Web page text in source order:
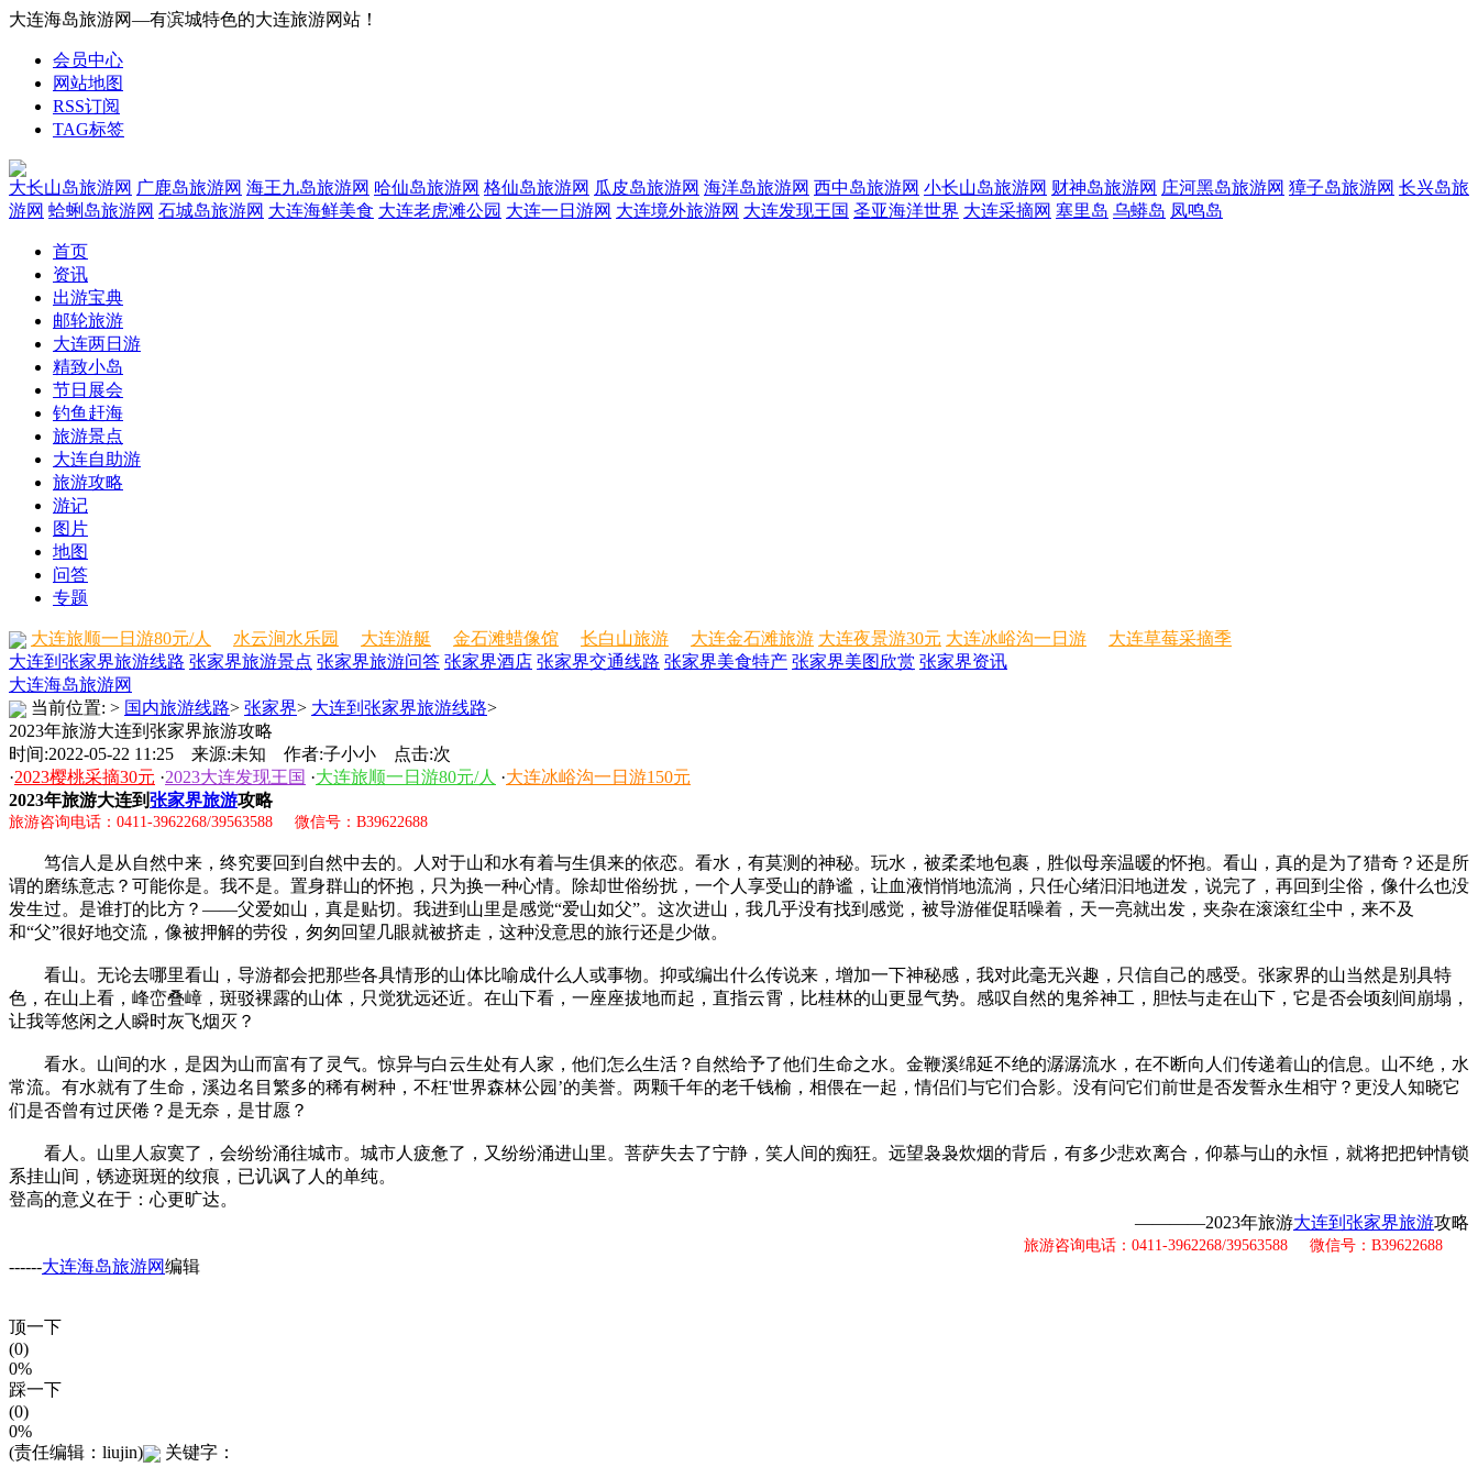
大连海岛旅游网—有滨城特色的大连旅游网站！
会员中心
网站地图
RSS订阅
TAG标签
大长山岛旅游网 广鹿岛旅游网 海王九岛旅游网 哈仙岛旅游网 格仙岛旅游网 瓜皮岛旅游网 海洋岛旅游网 西中岛旅游网 小长山岛旅游网 财神岛旅游网 庄河黑岛旅游网 獐子岛旅游网 长兴岛旅
游网 蛤蜊岛旅游网 石城岛旅游网 大连海鲜美食 大连老虎滩公园 大连一日游网 大连境外旅游网 大连发现王国 圣亚海洋世界 大连采摘网 塞里岛 乌蟒岛 凤鸣岛
首页
资讯
出游宝典
邮轮旅游
大连两日游
精致小岛
节日展会
钓鱼赶海
旅游景点
大连自助游
旅游攻略
游记
图片
地图
问答
专题
大连旅顺一日游80元/人 水云涧水乐园 大连游艇 金石滩蜡像馆 长白山旅游 大连金石滩旅游 大连夜景游30元 大连冰峪沟一日游
大连草莓采摘季
大连到张家界旅游线路 张家界旅游景点 张家界旅游问答 张家界酒店 张家界交通线路 张家界美食特产 张家界美图欣赏 张家界资讯
大连海岛旅游网
当前位置: > 国内旅游线路> 张家界> 大连到张家界旅游线路>
2023年旅游大连到张家界旅游攻略
时间:2022-05-22 11:25 来源:未知 作者:子小小 点击:次
·2023樱桃采摘30元 ·2023大连发现王国 ·大连旅顺一日游80元/人 ·大连冰峪沟一日游150元
2023年旅游大连到张家界旅游攻略
旅游咨询电话：0411-3962268/39563588 微信号：B39622688
笃信人是从自然中来，终究要回到自然中去的。人对于山和水有着与生俱来的依恋。看水，有莫测的神秘。玩水，被柔柔地包裹，胜似母亲温暖的怀抱。看山，真的是为了猎奇？还是所
谓的磨练意志？可能你是。我不是。置身群山的怀抱，只为换一种心情。除却世俗纷扰，一个人享受山的静谧，让血液悄悄地流淌，只任心绪汩汩地迸发，说完了，再回到尘俗，像什么也没
发生过。是谁打的比方？——父爱如山，真是贴切。我进到山里是感觉“爱山如父”。这次进山，我几乎没有找到感觉，被导游催促聒噪着，天一亮就出发，夹杂在滚滚红尘中，来不及
和“父”很好地交流，像被押解的劳役，匆匆回望几眼就被挤走，这种没意思的旅行还是少做。
看山。无论去哪里看山，导游都会把那些各具情形的山体比喻成什么人或事物。抑或编出什么传说来，增加一下神秘感，我对此毫无兴趣，只信自己的感受。张家界的山当然是别具特
色，在山上看，峰峦叠嶂，斑驳裸露的山体，只觉犹远还近。在山下看，一座座拔地而起，直指云霄，比桂林的山更显气势。感叹自然的鬼斧神工，胆怯与走在山下，它是否会顷刻间崩塌，
让我等悠闲之人瞬时灰飞烟灭？
看水。山间的水，是因为山而富有了灵气。惊异与白云生处有人家，他们怎么生活？自然给予了他们生命之水。金鞭溪绵延不绝的潺潺流水，在不断向人们传递着山的信息。山不绝，水
常流。有水就有了生命，溪边名目繁多的稀有树种，不枉'世界森林公园’的美誉。两颗千年的老千钱榆，相偎在一起，情侣们与它们合影。没有问它们前世是否发誓永生相守？更没人知晓它
们是否曾有过厌倦？是无奈，是甘愿？
看人。山里人寂寞了，会纷纷涌往城市。城市人疲惫了，又纷纷涌进山里。菩萨失去了宁静，笑人间的痴狂。远望袅袅炊烟的背后，有多少悲欢离合，仰慕与山的永恒，就将把把钟情锁
系挂山间，锈迹斑斑的纹痕，已讥讽了人的单纯。
登高的意义在于：心更旷达。
————2023年旅游大连到张家界旅游攻略
旅游咨询电话：0411-3962268/39563588 微信号：B39622688
------大连海岛旅游网编辑
顶一下
(0)
0%
踩一下
(0)
0%
(责任编辑：liujin)
关键字：